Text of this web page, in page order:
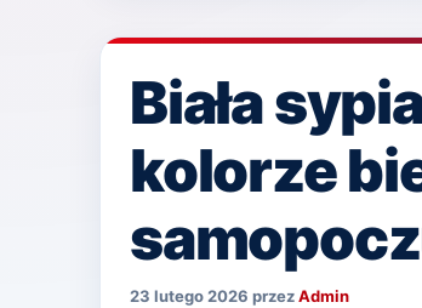
Biała
kolorze
23 lutego 2026 przezAdmin